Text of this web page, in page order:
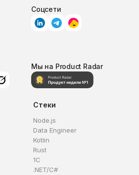
Соцсети
Мы на Product Radar
Стеки
Node.js
Data Engineer
Kotlin
Rust
1C
.NET/C#